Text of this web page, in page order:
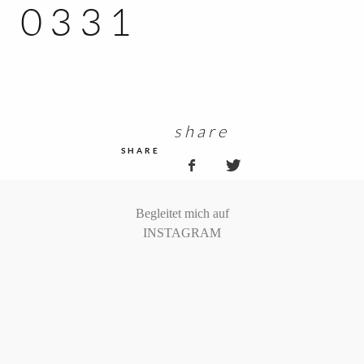
KUNDEN ZUGANG
0331
SHARE
share
Begleitet mich auf
INSTAGRAM